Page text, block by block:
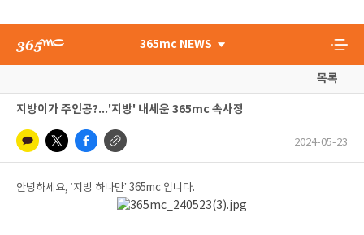
365mc NEWS
목록
지방이가 주인공?...'지방' 내세운 365mc 속사정
2024-05-23
안녕하세요, ‘지방 하나만’ 365mc 입니다.